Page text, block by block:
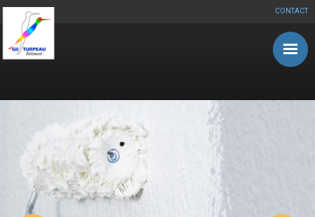
CONTACT
Aller au contenu principal